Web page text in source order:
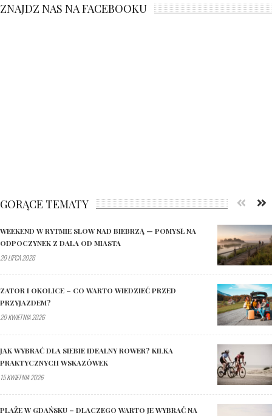
ZNAJDZ NAS NA FACEBOOKU
GORĄCE TEMATY
WEEKEND W RYTMIE SLOW NAD BIEBRZĄ — POMYSŁ NA
ODPOCZYNEK Z DALA OD MIASTA
20 LIPCA 2026
ZATOR I OKOLICE – CO WARTO WIEDZIEĆ PRZED
PRZYJAZDEM?
20 KWIETNIA 2026
JAK WYBRAĆ DLA SIEBIE IDEALNY ROWER? KILKA
PRAKTYCZNYCH WSKAZÓWEK
15 KWIETNIA 2026
PLAŻE W GDAŃSKU – DLACZEGO WARTO JE WYBRAĆ NA